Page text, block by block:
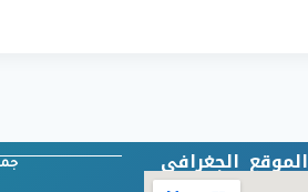
الموقع الجغرافي